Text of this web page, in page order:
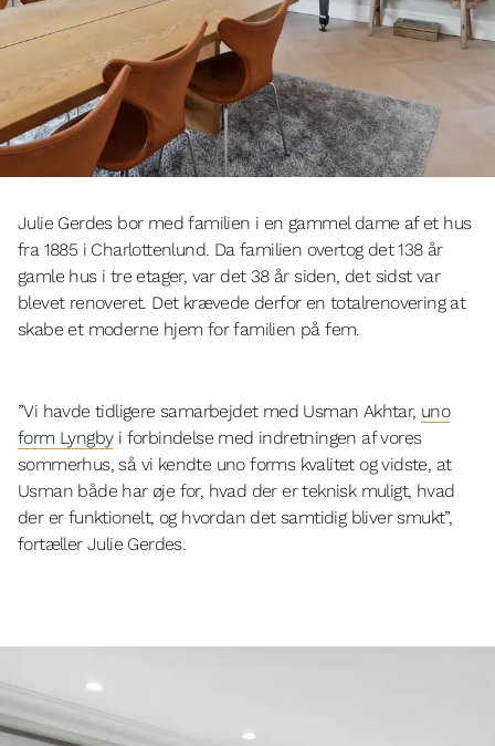
Julie Gerdes bor med familien i en gammel dame af et hus
fra 1885 i Charlottenlund. Da familien overtog det 138 år
gamle hus i tre etager, var det 38 år siden, det sidst var
blevet renoveret. Det krævede derfor en totalrenovering at
skabe et moderne hjem for familien på fem.
”Vi havde tidligere samarbejdet med Usman Akhtar, uno
form Lyngbyi forbindelse med indretningen af vores
sommerhus, så vi kendte uno forms kvalitet og vidste, at
Usman både har øje for, hvad der er teknisk muligt, hvad
der er funktionelt, og hvordan det samtidig bliver smukt”,
fortæller Julie Gerdes.